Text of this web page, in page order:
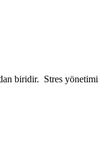
biridir. Stres yönetimi